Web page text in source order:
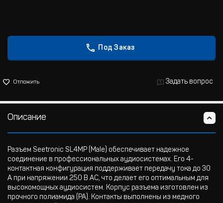
Под Заказ
Отложить Задать вопрос
Описание
Разъем Seetronic SL4MP (Male) обеспечивает надежное
соединение в профессиональных аудиосистемах. Его 4-
контактная конфигурация поддерживает передачу тока до 30
А при напряжении 250 В AC, что делает его оптимальным для
высокомощных аудиосистем. Корпус разъема изготовлен из
прочного полиамида (PA). Контакты выполнены из медного